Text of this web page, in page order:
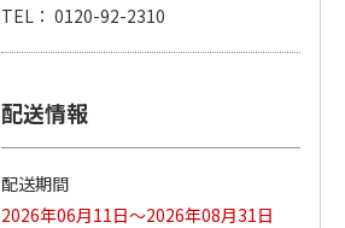
TEL： 0120-92-2310
配送情報
配送期間
2026年06月11日～2026年08月31日